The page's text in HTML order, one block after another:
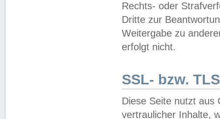
Rechts- oder
Dritte zur
Weitergabe zu
erfolgt nicht.
SSL- bzw.
Diese Seite nutzt aus
vertraulicher Inhalte,